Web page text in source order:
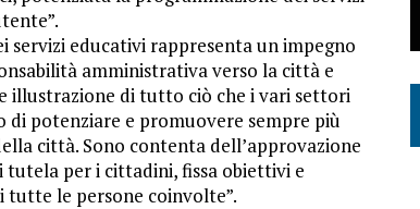
servizi educativi rappresenta un impegno
amministrativa verso la città e
illustrazione di tutto ciò che i vari settori
potenziare e promuovere sempre più
città. Sono contenta dell’approvazione
per i cittadini, fissa obiettivi e
tutte le persone coinvolte”.